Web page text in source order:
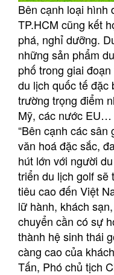
Bên cạnh loại hình
TP.HCM cũng kết
phá, nghỉ dưỡng.
những sản phẩm
phố trong giai
du lịch quốc tế đặc
trường trọng điểm
Mỹ, các nước EU…
“Bên cạnh các sân
văn hoá đặc sắc,
hút lớn với người
triển du lịch golf sẽ
tiêu cao đến Việt
lữ hành, khách
chuyển cần có sự
thành hệ sinh thái
càng cao của
Tấn, Phó chủ tịch